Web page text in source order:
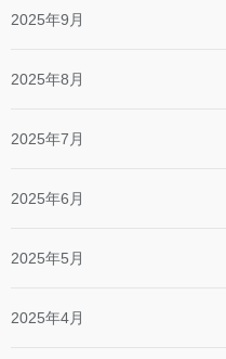
2025年9月
2025年8月
2025年7月
2025年6月
2025年5月
2025年4月